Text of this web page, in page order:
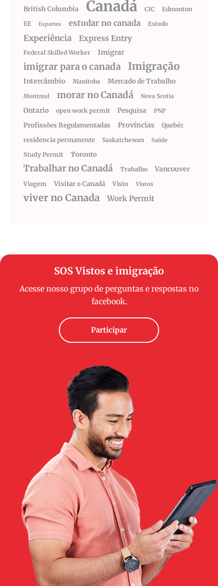
British Columbia Canadá CIC
Edmonton
EE
Esportes estudar no canada Estudo
Experiência Express Entry
Federal Skilled Worker Imigrar
imigrar para o canada Imigração
Intercâmbio Manitoba Mercado de Trabalho
Montreal morar no Canadá Nova Scotia
Ontario open work permit Pesquisa PNP
Profissões Regulamentadas Províncias
Quebéc
residencia permanente
Saskatchewan Saúde
Study Permit Toronto
Trabalhar no Canadá Trabalho Vancouver
Viagem Visitar o Canadá Visto Vistos
viver no Canada Work Permit
SOS Vistos e imigração
Acesse nosso grupo de perguntas e respostas no
facebook.
Participar